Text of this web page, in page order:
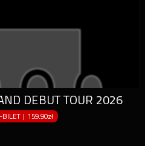
DEBUT TOUR 2026
BILET |159.90zł